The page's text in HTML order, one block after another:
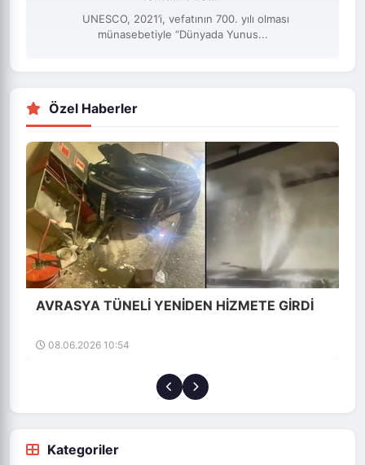
Saldırıda 10 kişi yaşamını yitirirken, aralarında iki çocuğun da
bulunduğu 56 kişi yaralandı. Çok sayıda sivil...
02.07.2026 13:30
UNESCO, 2021’i, vefatının 700. yılı olması
münasebetiyle “Dünyada Yunus...
Özel Haberler
İşte Mayıs ayı enflasyonu
05.06.2026 11:47
Kategoriler